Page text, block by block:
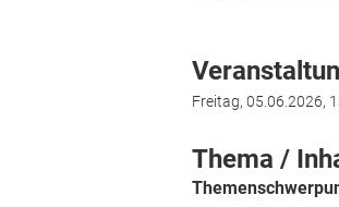
Freitag, 05.06.2026,
Thema /